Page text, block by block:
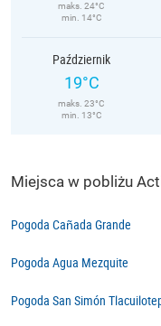
maks. 24°C
min. 14°C
Październik
19°C
maks. 23°C
min. 13°C
Miejsca w pobliżu
Pogoda Cañada Grande
Pogoda Agua Mezquite
Pogoda San Simón